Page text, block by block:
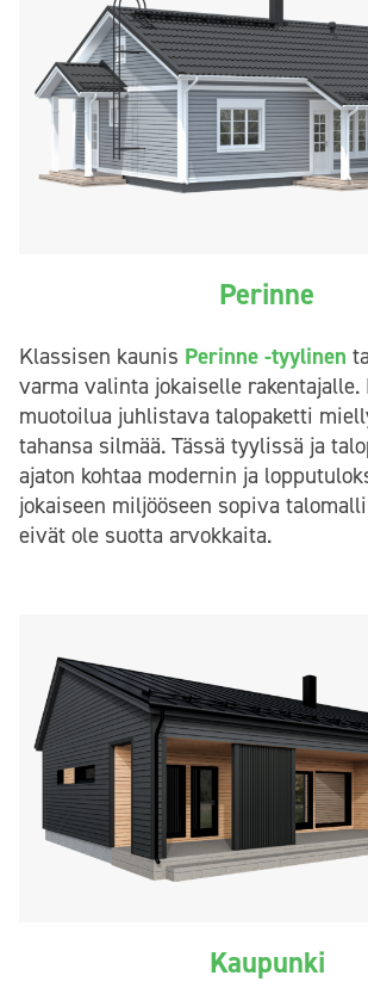
Perinne
Klassisen kaunis Perinne -tyylinen
varma valinta jokaiselle rakentajalle.
muotoilua juhlistava talopaketti
tahansa silmää. Tässä tyylissä ja
ajaton kohtaa modernin ja
jokaiseen miljööseen sopiva
eivät ole suotta arvokkaita.
Kaupunki